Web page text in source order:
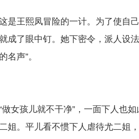
是王熙凤冒险的一计。为了使自
成了眼中钉。她下密令，派人设
名声”。
做女孩儿就不干净”，一面下人也
姐。平儿看不惯下人虐待尤二姐